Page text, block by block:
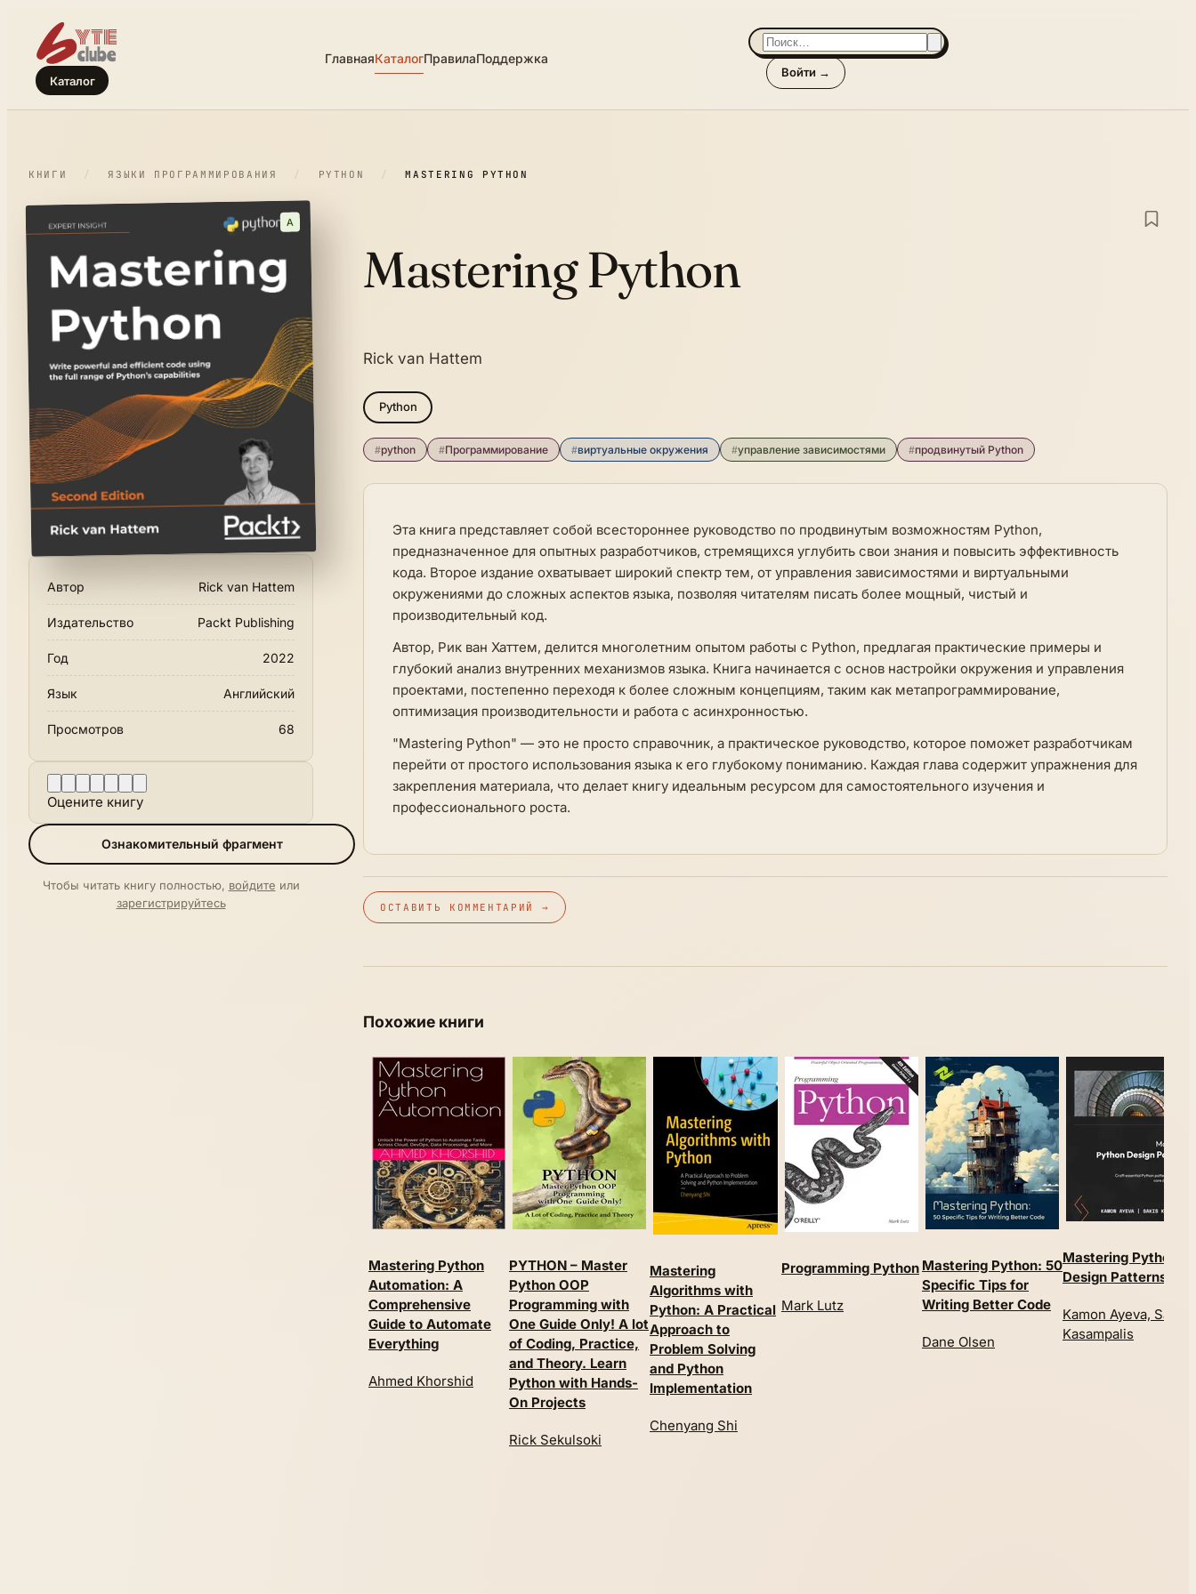
Каталог
ГлавнаяКаталогПравилаПоддержка
Войти →
КНИГИ / ЯЗЫКИ ПРОГРАММИРОВАНИЯ / PYTHON / MASTERING PYTHON
A
Автор Rick van Hattem
Издательство Packt Publishing
Год 2022
Язык Английский
Просмотров 68
Оцените книгу
Ознакомительный фрагмент
Чтобы читать книгу полностью, войдите или
зарегистрируйтесь
Mastering Python
Rick van Hattem
Python
#python #Программирование #виртуальные окружения #управление зависимостями #продвинутый Python
Эта книга представляет собой всестороннее руководство по продвинутым возможностям Python,
предназначенное для опытных разработчиков, стремящихся углубить свои знания и повысить эффективность
кода. Второе издание охватывает широкий спектр тем, от управления зависимостями и виртуальными
окружениями до сложных аспектов языка, позволяя читателям писать более мощный, чистый и
производительный код.
Автор, Рик ван Хаттем, делится многолетним опытом работы с Python, предлагая практические примеры и
глубокий анализ внутренних механизмов языка. Книга начинается с основ настройки окружения и управления
проектами, постепенно переходя к более сложным концепциям, таким как метапрограммирование,
оптимизация производительности и работа с асинхронностью.
"Mastering Python" — это не просто справочник, а практическое руководство, которое поможет разработчикам
перейти от простого использования языка к его глубокому пониманию. Каждая глава содержит упражнения для
закрепления материала, что делает книгу идеальным ресурсом для самостоятельного изучения и
профессионального роста.
ОСТАВИТЬ КОММЕНТАРИЙ →
Похожие книги
Mastering Python
Automation: A
Comprehensive
Guide to Automate
Everything
Ahmed Khorshid
PYTHON – Master
Python OOP
Programming with
One Guide Only! A lot
of Coding, Practice,
and Theory. Learn
Python with Hands-
On Projects
Rick Sekulsoki
Mastering
Algorithms with
Python: A Practical
Approach to
Problem Solving
and Python
Implementation
Chenyang Shi
Programming Python
Mark Lutz
Mastering Python: 50
Specific Tips for
Writing Better Code
Dane Olsen
Mastering Python
Design Patterns
Kamon Ayeva, Sakis
Kasampalis